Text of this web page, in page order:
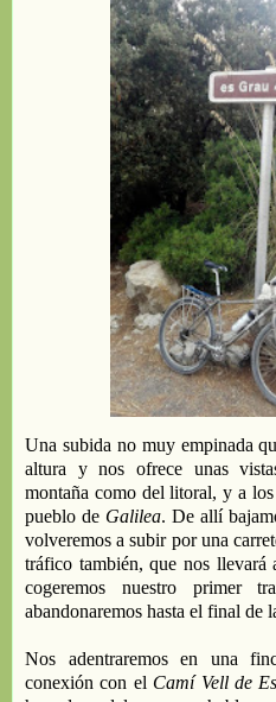
Una subida no muy empinada
altura ynos ofrece unas vist
montaña como del litoral, y a
pueblo de Galilea. De allí
volveremos asubir poruna
tráfico también,que nos llevará
cogeremos nuestro primer
abandonaremos hasta el final de
Nos adentraremos en una
conexión con el Camí Vell de